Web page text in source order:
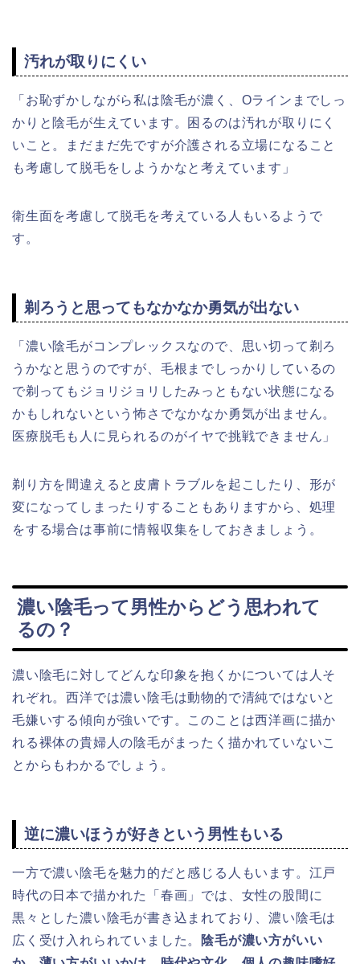
汚れが取りにくい
「お恥ずかしながら私は陰毛が濃く、Oラインまでしっ
かりと陰毛が生えています。困るのは汚れが取りにく
いこと。まだまだ先ですが介護される立場になること
も考慮して脱毛をしようかなと考えています」
衛生面を考慮して脱毛を考えている人もいるようで
す。
剃ろうと思ってもなかなか勇気が出ない
「濃い陰毛がコンプレックスなので、思い切って剃ろ
うかなと思うのですが、毛根までしっかりしているの
で剃ってもジョリジョリしたみっともない状態になる
かもしれないという怖さでなかなか勇気が出ません。
医療脱毛も人に見られるのがイヤで挑戦できません」
剃り方を間違えると皮膚トラブルを起こしたり、形が
変になってしまったりすることもありますから、処理
をする場合は事前に情報収集をしておきましょう。
濃い陰毛って男性からどう思われて
るの？
濃い陰毛に対してどんな印象を抱くかについては人そ
れぞれ。西洋では濃い陰毛は動物的で清純ではないと
毛嫌いする傾向が強いです。このことは西洋画に描か
れる裸体の貴婦人の陰毛がまったく描かれていないこ
とからもわかるでしょう。
逆に濃いほうが好きという男性もいる
一方で濃い陰毛を魅力的だと感じる人もいます。江戸
時代の日本で描かれた「春画」では、女性の股間に
黒々とした濃い陰毛が書き込まれており、濃い陰毛は
広く受け入れられていました。
陰毛が濃い方がいい